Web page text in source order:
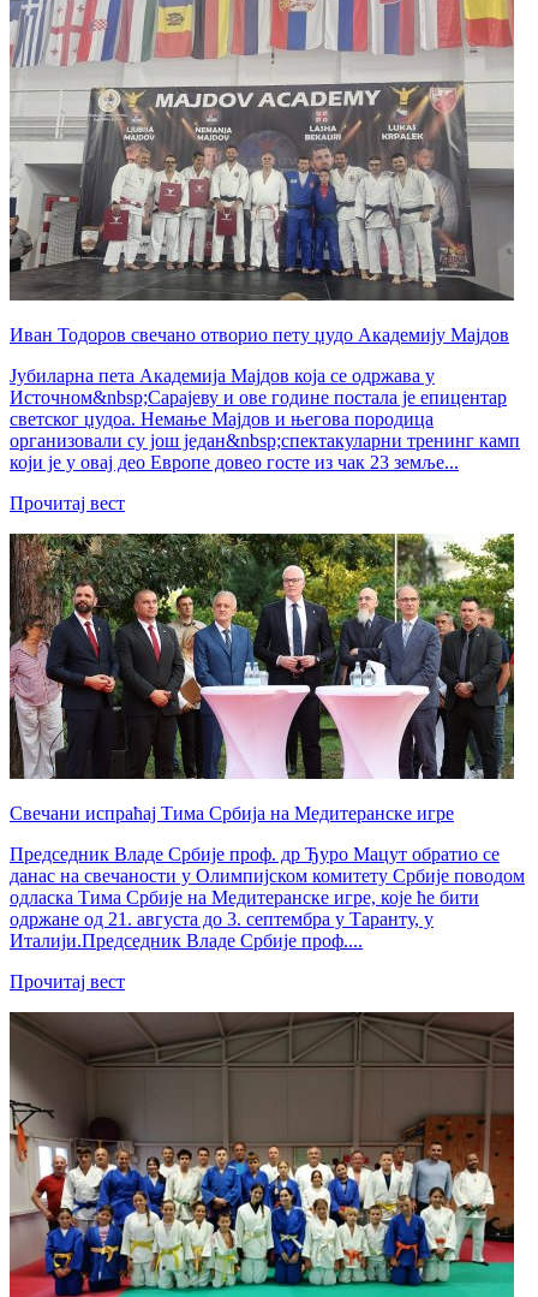
Иван Тодоров свечано отворио пету џудо Академију Мајдов
Јубиларна пета Академија Мајдов која се одржава у
Источном&nbsp;Сарајеву и ове године постала је епицентар
светског џудоа. Немање Мајдов и његова породица
организовали су још један&nbsp;спектакуларни тренинг камп
који је у овај део Европе довео госте из чак 23 земље...
Прочитај вест
Свечани испраћај Тима Србија на Медитеранске игре
Председник Владе Србије проф. др Ђуро Мацут обратио се
данас на свечаности у Олимпијском комитету Србије поводом
одласка Тима Србије на Медитеранске игре, које ће бити
одржане од 21. августа до 3. септембра у Таранту, у
Италији.Председник Владе Србије проф....
Прочитај вест